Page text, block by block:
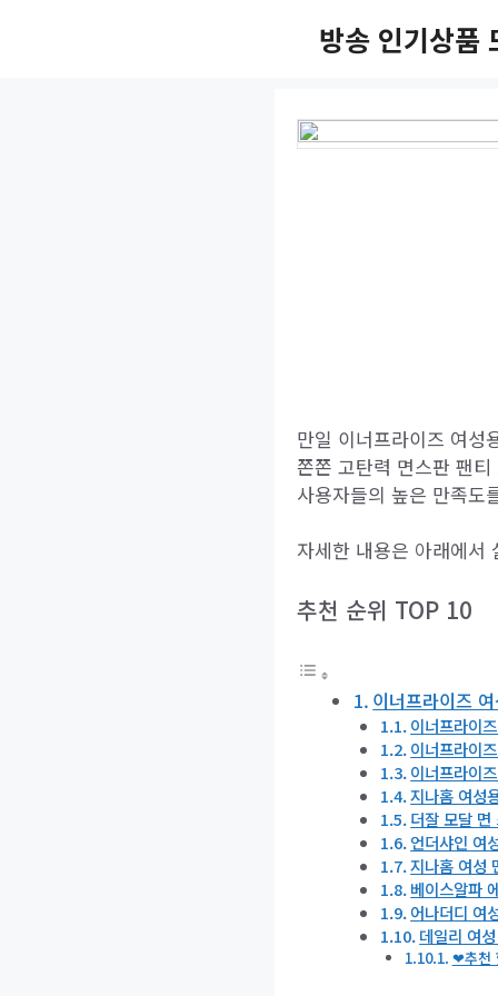
방송 인기상품
만일 이너프라이즈 여성
쫀쫀 고탄력 면스판 팬
사용자들의 높은 만족도
자세한 내용은 아래에서
추천 순위 TOP 10
이너프라이즈
이너프라이
이너프라이
이너프라이
지나홈 여성
더잘 모달 면
언더샤인 여
지나홈 여성
베이스알파
어나더디 여
데일리 여
❤추천